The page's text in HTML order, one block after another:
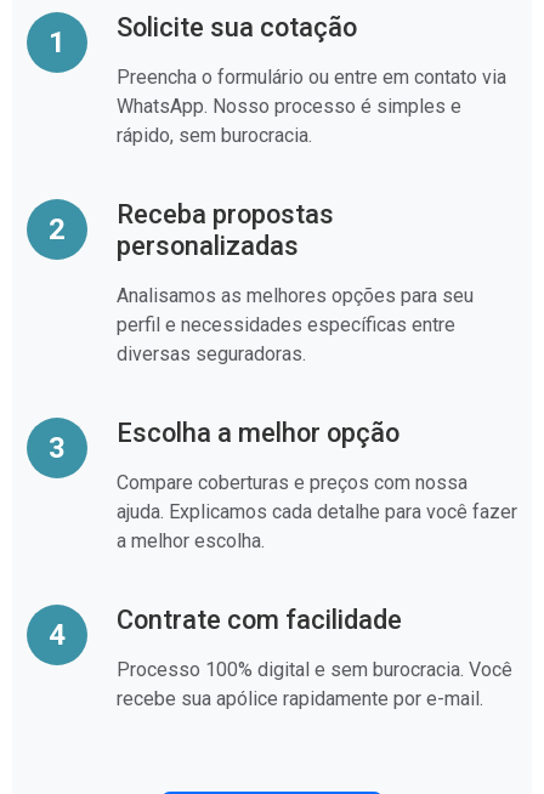
1 Solicite sua cotação
Preencha o formulário ou entre em contato via
WhatsApp. Nosso processo é simples e
rápido, sem burocracia.
2
Receba propostas
personalizadas
Analisamos as melhores opções para seu
perfil e necessidades específicas entre
diversas seguradoras.
3 Escolha a melhor opção
Compare coberturas e preços com nossa
ajuda. Explicamos cada detalhe para você fazer
a melhor escolha.
4 Contrate com facilidade
Processo 100% digital e sem burocracia. Você
recebe sua apólice rapidamente por e-mail.